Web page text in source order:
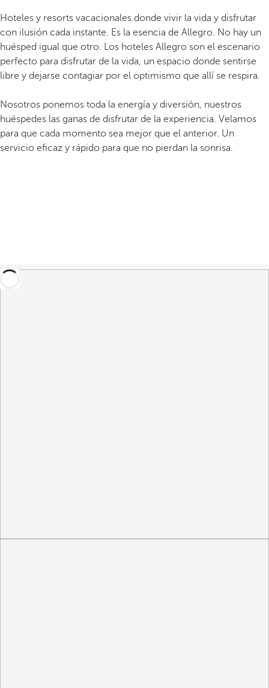
Hoteles y resorts vacacionales donde vivir la vida y disfrutar
con ilusión cada instante. Es la esencia de Allegro. No hay un
huésped igual que otro. Los hoteles Allegro son el escenario
perfecto para disfrutar de la vida, un espacio donde sentirse
libre y dejarse contagiar por el optimismo que allí se respira.
Nosotros ponemos toda la energía y diversión, nuestros
huéspedes las ganas de disfrutar de la experiencia. Velamos
para que cada momento sea mejor que el anterior. Un
servicio eficaz y rápido para que no pierdan la sonrisa.